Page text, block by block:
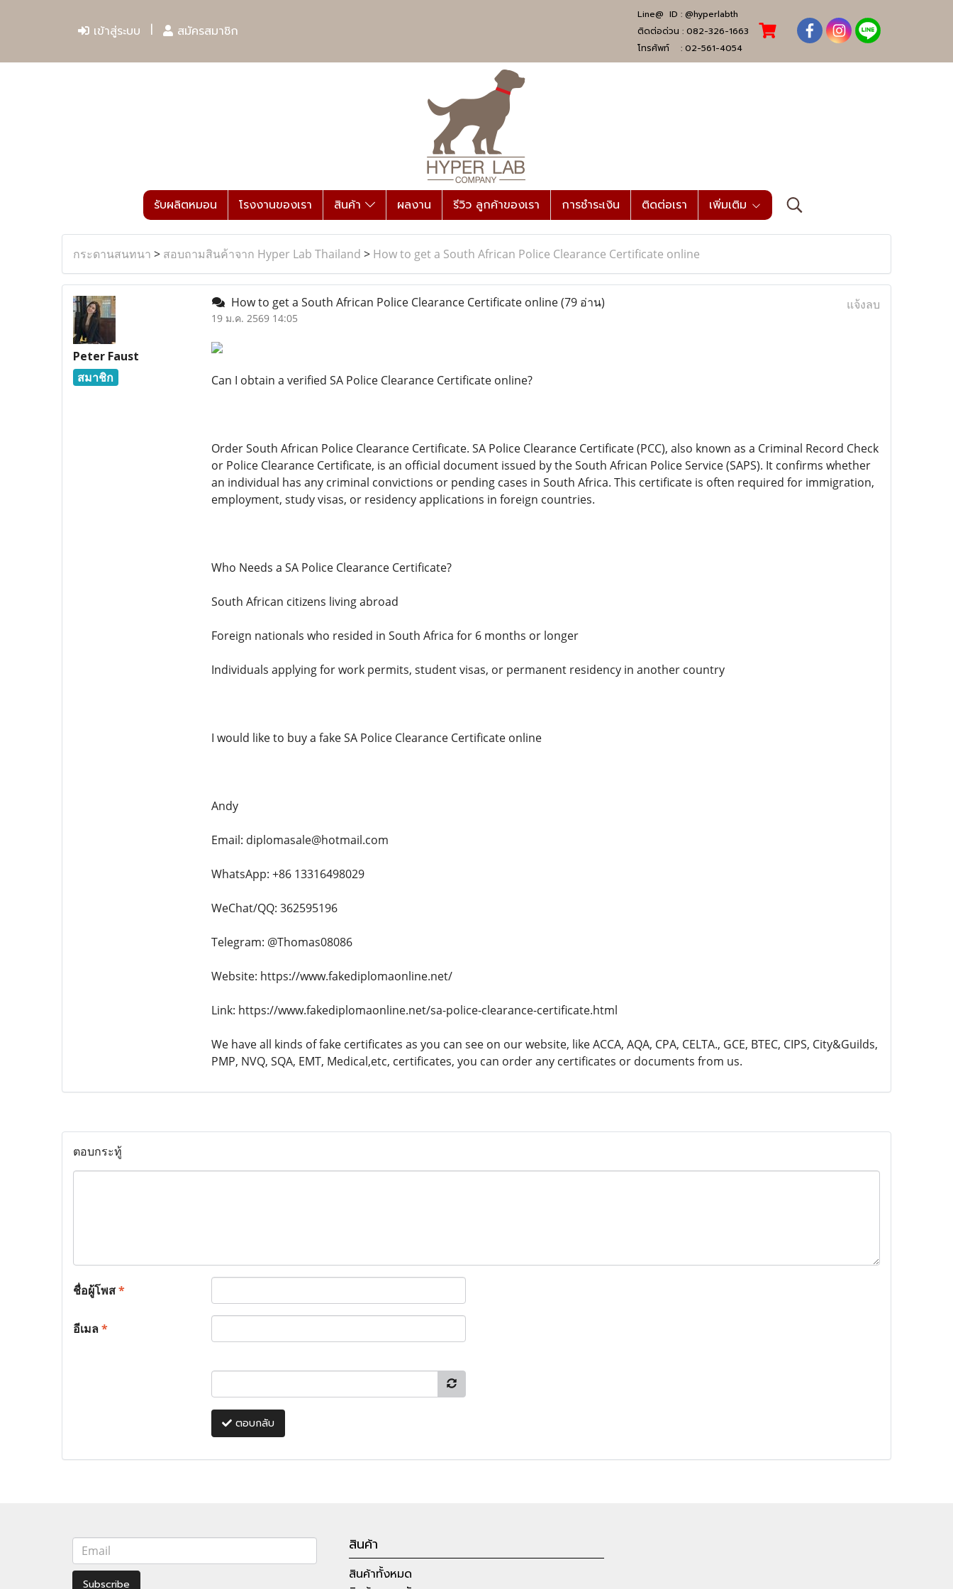
เข้าสู่ระบบ สมัครสมาชิก
Line@ ID : @hyperlabth
ติดต่อด่วน : 082-326-1663
โทรศัพท์ : 02-561-4054
รับผลิตหมอน โรงงานของเรา สินค้า ผลงาน รีวิว ลูกค้าของเรา การชำระเงิน ติดต่อเรา เพิ่มเติม
กระดานสนทนา > สอบถามสินค้าจาก Hyper Lab Thailand > How to get a South African Police Clearance Certificate online
Peter Faust
สมาชิก
How to get a South African Police Clearance Certificate online(79 อ่าน)
19 ม.ค. 2569 14:05
แจ้งลบ
Can I obtain a verified SA Police Clearance Certificate online?
Order South African Police Clearance Certificate. SA Police Clearance Certificate (PCC), also known as a Criminal Record Check
or Police Clearance Certificate, is an official document issued by the South African Police Service (SAPS). It confirms whether
an individual has any criminal convictions or pending cases in South Africa. This certificate is often required for immigration,
employment, study visas, or residency applications in foreign countries.
Who Needs a SA Police Clearance Certificate?
South African citizens living abroad
Foreign nationals who resided in South Africa for 6 months or longer
Individuals applying for work permits, student visas, or permanent residency in another country
I would like to buy a fake SA Police Clearance Certificate online
Andy
Email: diplomasale@hotmail.com
WhatsApp: +86 13316498029
WeChat/QQ: 362595196
Telegram: @Thomas08086
Website: https://www.fakediplomaonline.net/
Link: https://www.fakediplomaonline.net/sa-police-clearance-certificate.html
We have all kinds of fake certificates as you can see on our website, like ACCA, AQA, CPA, CELTA., GCE, BTEC, CIPS, City&Guilds,
PMP, NVQ, SQA, EMT, Medical,etc, certificates, you can order any certificates or documents from us.
ตอบกระทู้
ชื่อผู้โพส*
อีเมล*
ตอบกลับ
Subscribe
สินค้า
สินค้าทั้งหมด